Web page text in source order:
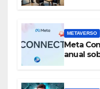
METAVERSO
Meta
anual